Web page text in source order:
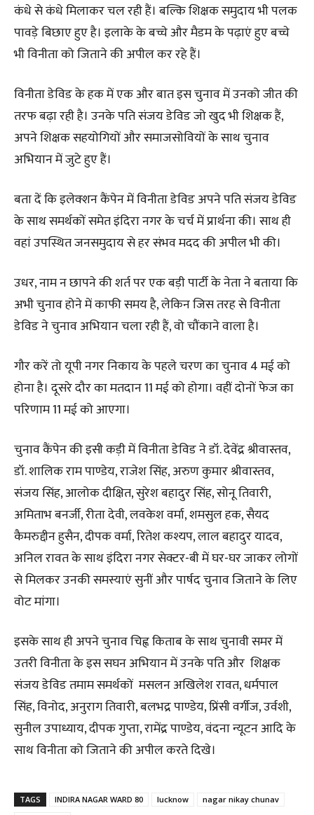
कंधे से कंधे मिलाकर चल रही हैं। बल्कि शिक्षक समुदाय भी पलक
पावड़े बिछाए हुए है। इलाके के बच्चे और मैडम के पढ़ाएं हुए बच्चे
भी विनीता को जिताने की अपील कर रहे हैं।
विनीता डेविड के हक में एक और बात इस चुनाव में उनको जीत की
तरफ बढ़ा रही है। उनके पति संजय डेविड जो खुद भी शिक्षक हैं,
अपने शिक्षक सहयोगियों और समाजसोवियों के साथ चुनाव
अभियान में जुटे हुए हैं।
बता दें कि इलेक्शन कैंपेन में विनीता डेविड अपने पति संजय डेविड
के साथ समर्थकों समेत इंदिरा नगर के चर्च में प्रार्थना की। साथ ही
वहां उपस्थित जनसमुदाय से हर संभव मदद की अपील भी की।
उधर, नाम न छापने की शर्त पर एक बड़ी पार्टी के नेता ने बताया कि
अभी चुनाव होने में काफी समय है, लेकिन जिस तरह से विनीता
डेविड ने चुनाव अभियान चला रही हैं, वो चौंकाने वाला है।
गौर करें तो यूपी नगर निकाय के पहले चरण का चुनाव 4 मई को
होना है। दूसरे दौर का मतदान 11 मई को होगा। वहीं दोनों फेज का
परिणाम 11 मई को आएगा।
चुनाव कैंपेन की इसी कड़ी में विनीता डेविड ने डॉ. देवेंद्र श्रीवास्तव,
डॉ. शालिक राम पाण्डेय, राजेश सिंह, अरुण कुमार श्रीवास्तव,
संजय सिंह, आलोक दीक्षित, सुरेश बहादुर सिंह, सोनू तिवारी,
अमिताभ बनर्जी, रीता देवी, लवकेश वर्मा, शमसुल हक, सैयद
कैमरुद्दीन हुसैन, दीपक वर्मा, रितेश कश्यप, लाल बहादुर यादव,
अनिल रावत के साथ इंदिरा नगर सेक्टर-बी में घर-घर जाकर लोगों
से मिलकर उनकी समस्याएं सुनीं और पार्षद चुनाव जिताने के लिए
वोट मांगा।
इसके साथ ही अपने चुनाव चिह्व किताब के साथ चुनावी समर में
उतरी विनीता के इस सघन अभियान में उनके पति और शिक्षक
संजय डेविड तमाम समर्थकों मसलन अखिलेश रावत, धर्मपाल
सिंह, विनोद, अनुराग तिवारी, बलभद्र पाण्डेय, प्रिंसी वर्गीज, उर्वशी,
सुनील उपाध्याय, दीपक गुप्ता, रामेंद्र पाण्डेय, वंदना न्यूटन आदि के
साथ विनीता को जिताने की अपील करते दिखे।
TAGS INDIRA NAGAR WARD 80 lucknow
nagar nikay chunav